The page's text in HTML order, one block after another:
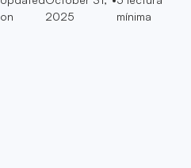
on
2025
mínima